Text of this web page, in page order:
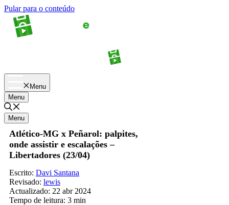
Pular para o conteúdo
Menu
Menu
Menu
Atlético-MG x Peñarol: palpites,
onde assistir e escalações –
Libertadores (23/04)
Escrito: Davi Santana
Revisado: lewis
Actualizado: 22 abr 2024
Tempo de leitura: 3 min